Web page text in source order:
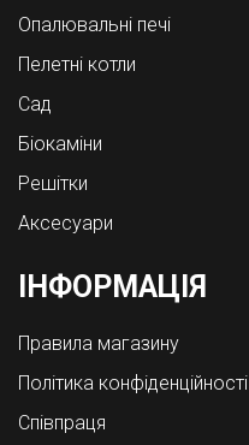
Опалювальні печі
Пелетні котли
Cад
Біокаміни
Решітки
Аксесуари
ІНФОРМАЦІЯ
Правила магазину
Політика конфіденційності
Співпраця